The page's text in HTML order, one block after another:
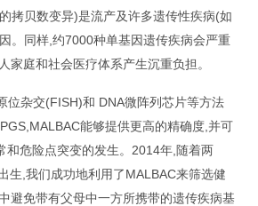
拷贝数变异)是流产及许多遗传性疾病(如
。同样 约7000种单基因遗传疾病会严重
家庭和社会医疗体系产生沉重负担。
位杂交(FISH)和 DNA微阵列芯片等方法
PGS,MALBAC能够提供更高的精确度 并可
危险点突变的发生。 2014年 随着两
生 我们成功地利用了 MALBAC来筛选健
避免带有父母中一方所携带的遗传疾病基